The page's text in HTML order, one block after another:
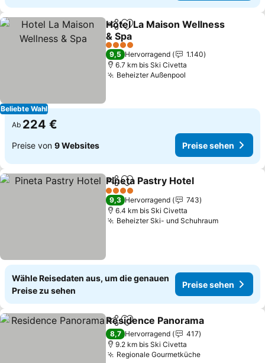
Beliebte Wahl
TeilenZu Favoriten hinzufügen
Hotel La Maison Wellness
& Spa
Preise sehen
4 Sterne
9,5 Hervorragend
1.140
6.7 km bis Ski Civetta
Beheizter Außenpool
Ab 224 €
Preise von 9 Websites Preise sehen
TeilenZu Favoriten hinzufügen
Pineta Pastry Hotel
4 Sterne
9,3 Hervorragend
743
6.4 km bis Ski Civetta
Beheizter Ski- und SchuhraumPreise
Wähle Reisedaten aus, um die genauen
Preise zu sehen
Preise sehen
TeilenZu Favoriten hinzufügen
Residence Panorama
8,7 Hervorragend
417
9.2 km bis Ski Civetta
Regionale GourmetküchePreise sehen